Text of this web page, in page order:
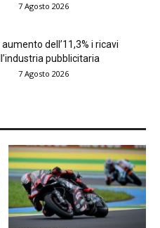
7 Agosto 2026
aumento dell’11,3% i ricavi
pubblicitaria
7 Agosto 2026